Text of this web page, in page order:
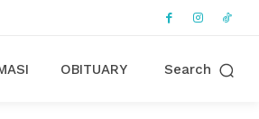
OBITUARY Search